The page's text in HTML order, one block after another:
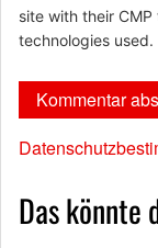
site with their
technologies used.
Das könnte